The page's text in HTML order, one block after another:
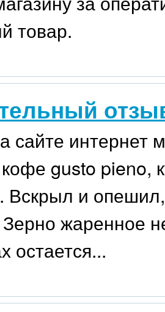
товар.
сайте интернет
gusto pieno,
Вскрыл и
Зерно жаренное
остается...